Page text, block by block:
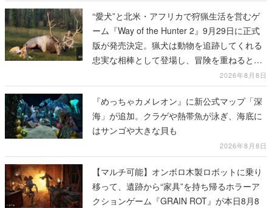
“愛犬”と北米・アフリカで狩猟生活を営むゲ
ーム『Way of the Hunter 2』9月29日に正式
版が発売決定。猟犬は動物を追跡してくれる
忠実な相棒として登場し、冒険を重ねると成
2026年8月8日
『めっちゃカメレオン』に新公式マップ「深
海」が追加。クラゲや熱帯魚が泳ぎ、海底に
はサンゴや大きな貝も
2026年8月8日
【マルチ可能】オンボロ木製ロボットに乗り
移って、遺跡から“家具”を持ち帰るホラーア
クションゲーム『GRAIN ROT』が本日8月8